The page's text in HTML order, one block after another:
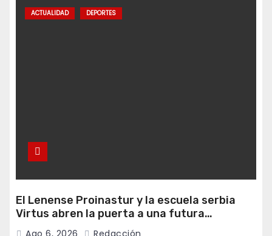
ACTUALIDAD DEPORTES
El Lenense Proinastur y la escuela serbia
Virtus abren la puerta a una futura
colaboración internacional
Ago 6, 2026 Redacción